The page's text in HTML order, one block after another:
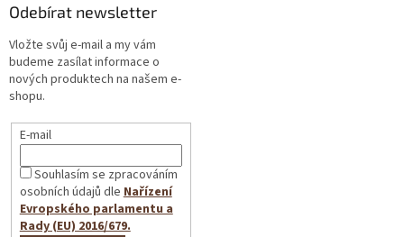
Odebírat newsletter
Vložte svůj e-mail a my vám
budeme zasílat informace o
nových produktech na našem e-
shopu.
E-mail
Souhlasím se zpracováním
osobních údajů dleNařízení
Evropského parlamentu a
Rady (EU) 2016/679.